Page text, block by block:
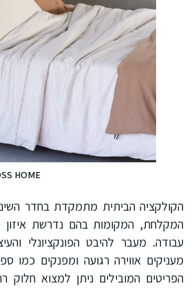
BOSS HOME
הביתית מתמקדת בחדר השינה
המקומות בהם נדרשת איזון
מעבר להיבט הפונקציונלי
אווירה רגועה ומפנקים כמו ספא
המובילים ניתן למצוא חלוק